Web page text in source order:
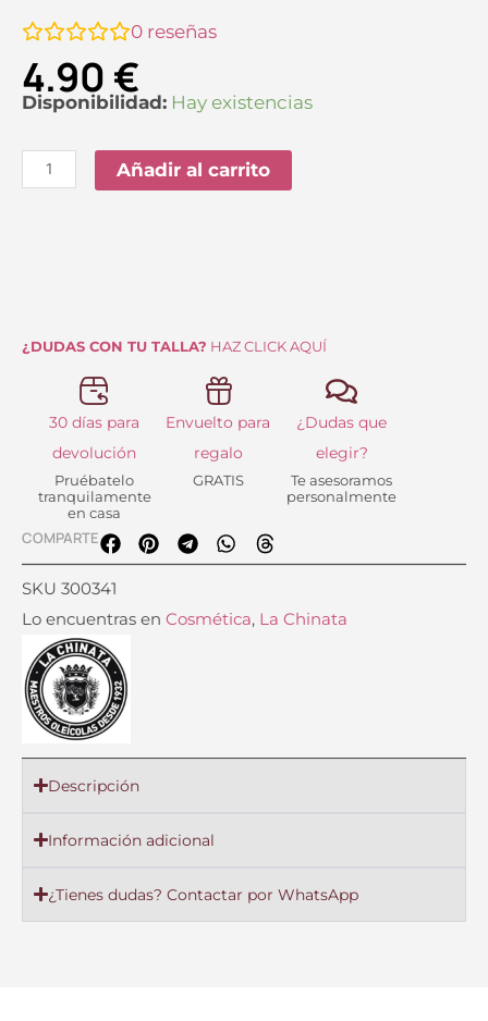
0 reseñas
4.90 €
Disponibilidad: Hay existencias
Balsamo
Cereza
cantidad
Añadir al carrito
¿DUDAS CON TU TALLA? HAZ CLICK AQUÍ
30 días para
devolución
Pruébatelo
tranquilamente
en casa
Envuelto para
regalo
GRATIS
¿Dudas que
elegir?
Te asesoramos
personalmente
COMPARTE
SKU 300341
Lo encuentras en Cosmética, La Chinata
Descripción
Información adicional
¿Tienes dudas? Contactar por WhatsApp